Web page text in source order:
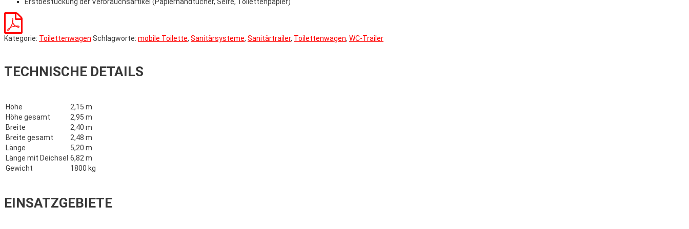
Kategorie: Toilettenwagen Schlagworte: mobile Toilette, Sanitärsysteme, Sanitärtrailer, Toilettenwagen, WC-Trailer
TECHNISCHE DETAILS
Höhe
2,15 m
Höhe gesamt
2,95 m
Breite
2,40 m
Breite gesamt
2,48 m
Länge
5,20 m
Länge mit Deichsel 6,82 m
Gewicht
1800 kg
EINSATZGEBIETE